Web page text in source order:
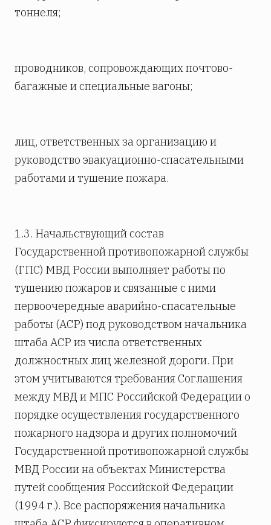
тоннеля;
проводников, сопровождающих почтово-
багажные и специальные вагоны;
лиц, ответственных за организацию и
руководство эвакуационно-спасательными
работами и тушение пожара.
1.3. Начальствующий состав
Государственной противопожарной службы
(ГПС) МВД России выполняет работы по
тушению пожаров и связанные с ними
первоочередные аварийно-спасательные
работы (АСР) под руководством начальника
штаба АСР из числа ответственных
должностных лиц железной дороги. При
этом учитываются требования Соглашения
между МВД и МПС Российской Федерации о
порядке осуществления государственного
пожарного надзора и других полномочий
Государственной противопожарной службы
МВД России на объектах Министерства
путей сообщения Российской Федерации
(1994 г.). Все распоряжения начальника